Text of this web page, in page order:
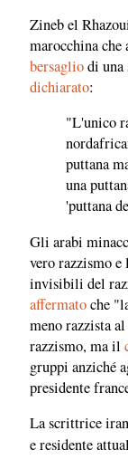
Zineb el
marocchina che
bersagliodi una
dichiarato:
"L'unico
puttana
una
'puttana
Gli arabi
vero razzismo
invisibili del
affermatoche
meno razzista
razzismo, ma il
gruppi anziché
presidente
La scrittrice
e residente